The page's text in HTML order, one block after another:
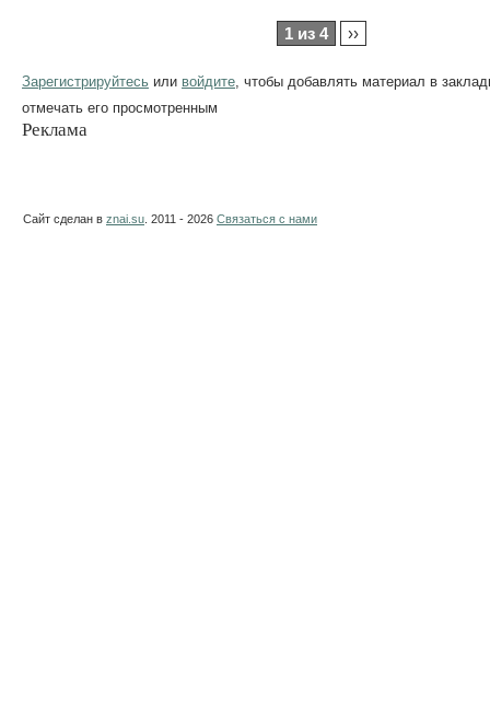
1 из 4 ››
Зарегистрируйтесь или войдите , чтобы добавлять материал в
отмечать его просмотренным
Реклама
Сайт сделан в znai.su . 2011 - 2026 Связаться с нами